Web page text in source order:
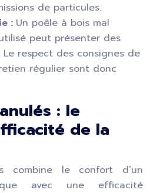
de particules.
: Un poêle à bois mal
peut présenter des
Le respect des consignes de
régulier sont donc
: le
de la
combine le confort d’un
avec une efficacité